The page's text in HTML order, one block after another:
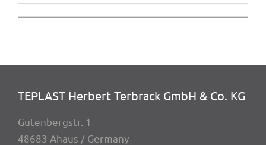
TEPLAST Herbert Terbrack GmbH & Co. KG
Guten­berg­str. 1
48683 Ahaus / Germany